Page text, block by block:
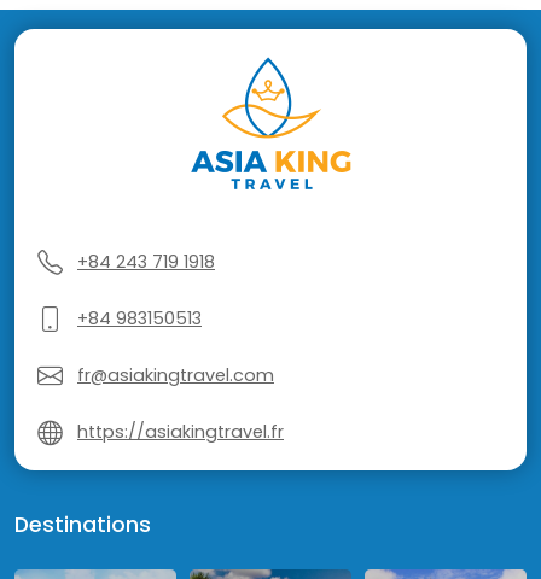
+84 243 719 1918
+84 983150513
fr@asiakingtravel.com
https://asiakingtravel.fr
Destinations